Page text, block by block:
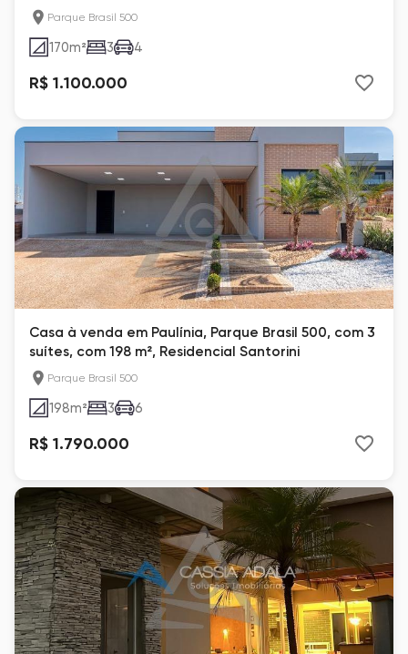
Parque Brasil 500
170m² 3 4
R$ 1.100.000
Casa à venda em Paulínia, Parque Brasil 500, com 3
suítes, com 198 m², Residencial Santorini
Parque Brasil 500
198m² 3 6
R$ 1.790.000